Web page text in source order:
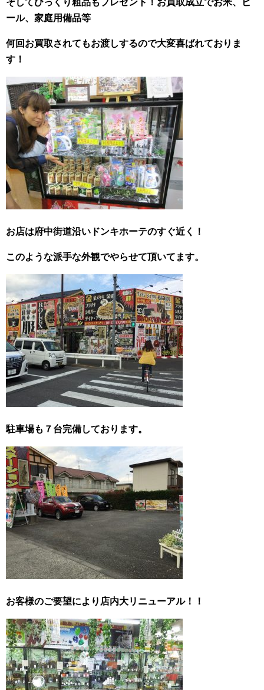
そしてびっくり粗品もプレゼント！お買取成立でお米、ビ
ール、家庭用備品等
何回お買取されてもお渡しするので大変喜ばれておりま
す！
お店は府中街道沿いドンキホーテのすぐ近く！
このような派手な外観でやらせて頂いてます。
駐車場も７台完備しております。
お客様のご要望により店内大リニューアル！！